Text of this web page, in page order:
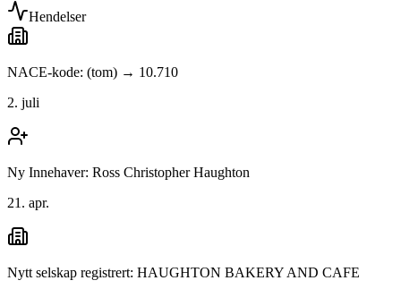
Hendelser
NACE-kode: (tom) → 10.710
2. juli
Ny Innehaver: Ross Christopher Haughton
21. apr.
Nytt selskap registrert: HAUGHTON BAKERY AND CAFE